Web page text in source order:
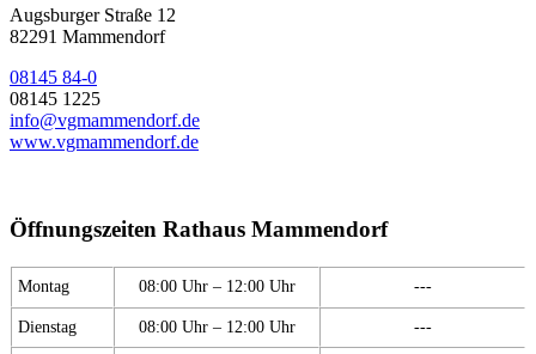
Augsburger Straße 12
82291 Mammendorf
08145 84-0
08145 1225
info@vgmammendorf.de
www.vgmammendorf.de
Öffnungszeiten Rathaus Mammendorf
Montag 08:00 Uhr – 12:00 Uhr ---
Dienstag 08:00 Uhr – 12:00 Uhr ---